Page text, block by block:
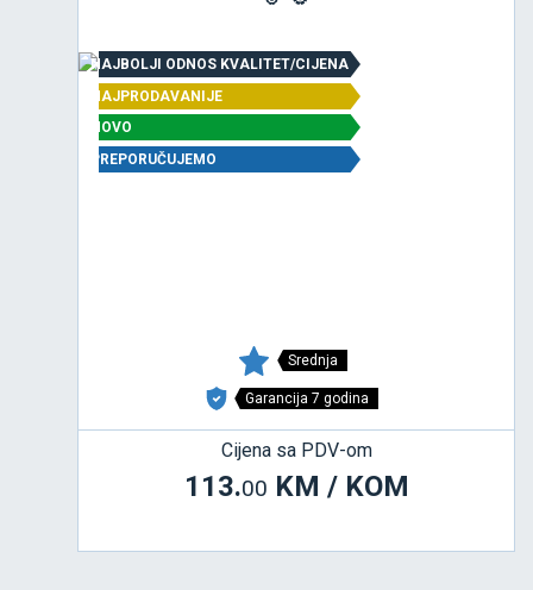
NAJBOLJI ODNOS KVALITET/CIJENA
NAJPRODAVANIJE
NOVO
PREPORUČUJEMO
Srednja
Garancija 7 godina
Cijena sa PDV-om
113.00 KM / KOM